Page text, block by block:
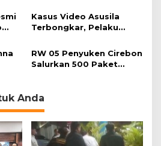
Momentum Harjad ke-
599
Kasus Video Asusila
Terbongkar, Pelaku
Korban Baru
RW 05 Penyuken Cirebon
Salurkan 500 Paket
Anda